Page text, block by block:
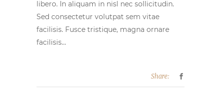
libero. In aliquam in nisl nec sollicitudin.
Sed consectetur volutpat sem vitae
facilisis. Fusce tristique, magna ornare
facilisis...
Share: